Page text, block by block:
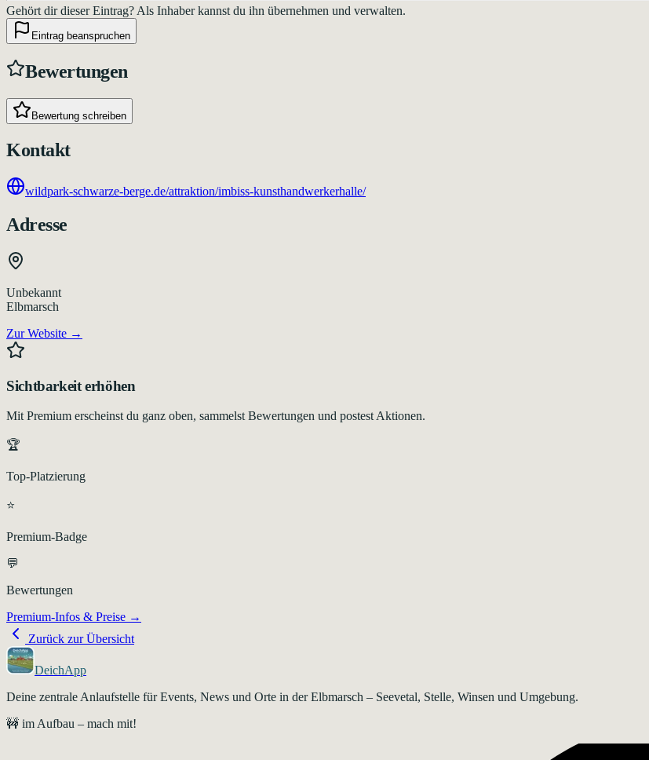
Gehört dir dieser Eintrag? Als Inhaber kannst du ihn übernehmen und verwalten.
Eintrag beanspruchen
Bewertungen
Bewertung schreiben
Kontakt
wildpark-schwarze-berge.de/attraktion/imbiss-kunsthandwerkerhalle/
Adresse
Unbekannt
Elbmarsch
Zur Website →
Sichtbarkeit erhöhen
Mit Premium erscheinst du ganz oben, sammelst Bewertungen und postest Aktionen.
🏆
Top-Platzierung
⭐
Premium-Badge
💬
Bewertungen
Premium-Infos & Preise →
Zurück zur Übersicht
DeichApp
Deine zentrale Anlaufstelle für Events, News und Orte in der Elbmarsch – Seevetal, Stelle, Winsen und Umgebung.
🚧 im Aufbau – mach mit!